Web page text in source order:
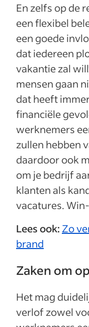
En zelfs op de
een flexibel
een goede
dat iedereen
vakantie zal
mensen gaan
dat heeft
financiële
werknemers
zullen hebben
daardoor ook
om je bedrijf
klanten als
vacatures.
Lees ook: Zo
brand
Zaken om
Het mag
verlof zowel